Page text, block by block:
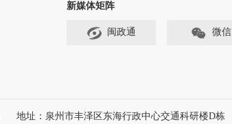
新媒体矩阵
闽政通 微信
地址：泉州市丰泽区东海行政中心交通科研楼D栋